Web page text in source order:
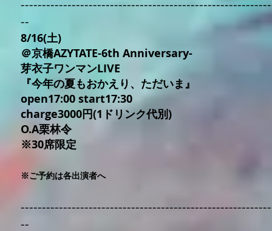
--
8/16(土)
＠京橋AZYTATE-6th Anniversary-
芽衣子ワンマンLIVE
『今年の夏もおかえり、ただいま』
open17:00 start17:30
charge3000円(1ドリンク代別)
O.A栗林令
※30席限定
※ご予約は各出演者へ
--